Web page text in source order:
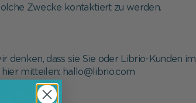
Zwecke kontaktiert zu werden.
denken, dass sie Sie oder Librio-Kunden im
mitteilen: hallo@librio.com